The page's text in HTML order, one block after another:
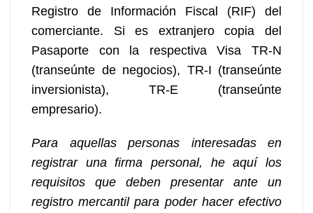
Registro de Información Fiscal (RIF) del
comerciante. Si es extranjero copia del
Pasaporte con la respectiva Visa TR-N
(transeúnte de negocios), TR-I (transeúnte
inversionista), TR-E (transeúnte
empresario).
Para aquellas personas interesadas en
registrar una firma personal, he aquí los
requisitos que deben presentar ante un
registro mercantil para poder hacer efectivo